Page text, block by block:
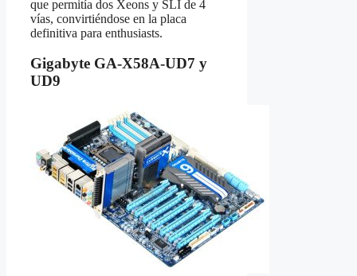
que permitía dos Xeons y SLI de 4
vías, convirtiéndose en la placa
definitiva para enthusiasts.
Gigabyte GA-X58A-UD7 y
UD9